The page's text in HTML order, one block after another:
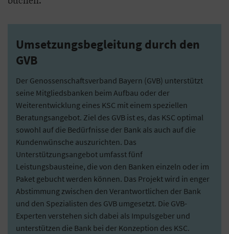
Umsetzungsbegleitung durch den
GVB
Der Genossenschaftsverband Bayern (GVB) unterstützt
seine Mitgliedsbanken beim Aufbau oder der
Weiterentwicklung eines KSC mit einem speziellen
Beratungsangebot. Ziel des GVB ist es, das KSC optimal
sowohl auf die Bedürfnisse der Bank als auch auf die
Kundenwünsche auszurichten. Das
Unterstützungsangebot umfasst fünf
Leistungsbausteine, die von den Banken einzeln oder im
Paket gebucht werden können. Das Projekt wird in enger
Abstimmung zwischen den Verantwortlichen der Bank
und den Spezialisten des GVB umgesetzt. Die GVB-
Experten verstehen sich dabei als Impulsgeber und
unterstützen die Bank bei der Konzeption des KSC.